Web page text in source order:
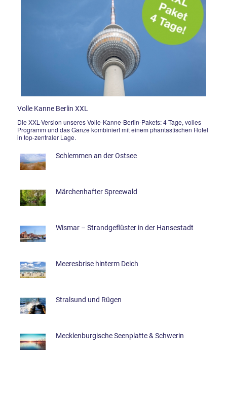
Volle Kanne Berlin XXL
Die XXL-Version unseres Volle-Kanne-Berlin-Pakets: 4 Tage, volles
Programm und das Ganze kombiniert mit einem phantastischen Hotel
in top-zentraler Lage.
Schlemmen an der Ostsee
Märchenhafter Spreewald
Wismar – Strandgeflüster in der Hansestadt
Meeresbrise hinterm Deich
Stralsund und Rügen
Mecklenburgische Seenplatte & Schwerin